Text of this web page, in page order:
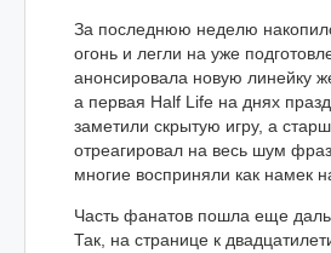
За последнюю неделю
огонь и легли на уже
анонсировала новую линейку
а первая Half Life на днях
заметили скрытую игру, а
отреагировал на весь шум
многие восприняли как намек
Часть фанатов пошла еще
Так, на странице к